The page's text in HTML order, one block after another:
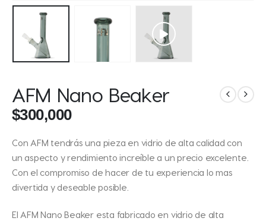
AFM Nano Beaker
$300,000
Con AFM tendrás una pieza en vidrio de alta calidad con
un aspecto y rendimiento increíble a un precio excelente.
Con el compromiso de hacer de tu experiencia lo mas
divertida y deseable posible.
El AFM Nano Beaker esta fabricado en vidrio de alta